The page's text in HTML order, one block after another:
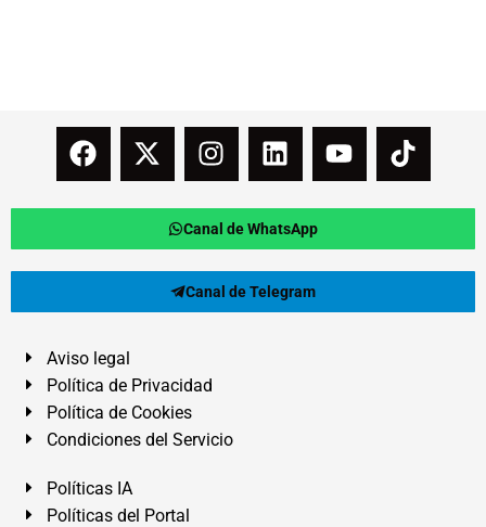
Canal de WhatsApp
Canal de Telegram
Aviso legal
Política de Privacidad
Política de Cookies
Condiciones del Servicio
Políticas IA
Políticas del Portal